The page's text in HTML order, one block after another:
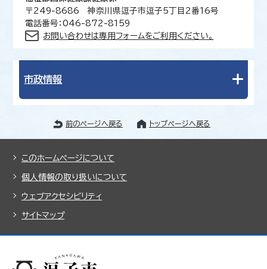
〒249-8686 神奈川県逗子市逗子5丁目2番16号
電話番号：046-872-8159
お問い合わせは専用フォームをご利用ください。
市政情報
前のページへ戻る トップページへ戻る
このホームページについて
個人情報の取り扱いについて
ウェブアクセシビリティ
サイトマップ